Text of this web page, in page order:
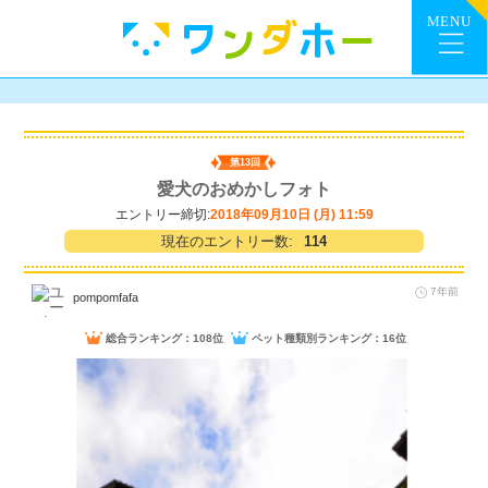
第13回
愛犬のおめかしフォト
エントリー締切:2018年09月10日 (月) 11:59
現在のエントリー数: 114
pompomfafa 7年前
総合ランキング：108位 ペット種類別ランキング：16位